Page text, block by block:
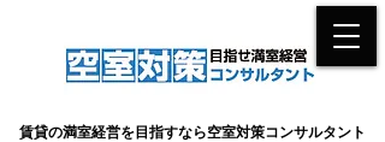
賃貸の満室経営を目指すなら空室対策コンサルタント